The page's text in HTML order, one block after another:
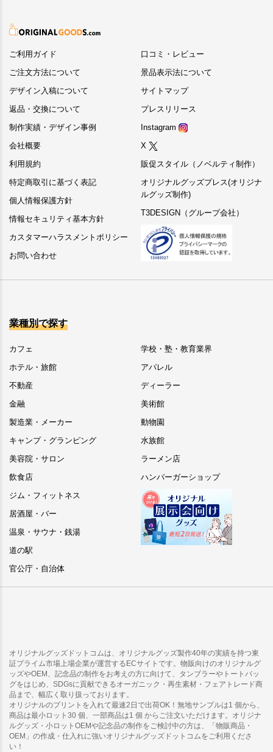
ご利用ガイド
ご注文方法について
デザイン入稿について
返品・交換について
制作実績・デザイン事例
会社概要
利用規約
特定商取引に基づく表記
個人情報保護方針
情報セキュリティ基本方針
カスタマーハラスメントポリシー
お問い合わせ
口コミ・レビュー
景品表示法について
サイトマップ
プレスリリース
Instagram
X
販促スタイル（ノベルティ制作）
オリジナルグッズプレス(オリジナ
ルグッズ制作)
T3DESIGN（グループ会社）
業種別で探す
カフェ
ホテル・旅館
不動産
金融
製造業・メーカー
キャンプ・グランピング
美容院・サロン
飲食店
ジム・フィットネス
居酒屋・バー
温泉・サウナ・銭湯
道の駅
官公庁・自治体
学校・塾・教育業界
アパレル
ディーラー
美術館
動物園
水族館
ラーメン店
ハンバーガーショップ
オリジナルグッズドットコムは、オリジナルグッズ製作40年の実績を持つ東
証プライム市場上場企業が運営するECサイトです。物販向けのオリジナルグ
ッズやOEM、記念品の制作をお考えの方に向けて、タンブラーやトートバッ
グをはじめ、SDGsに貢献できるオーガニック・再生素材・フェアトレード商
品まで、幅広く取り扱っております。
オリジナルのプリントを入れて最速2日で出荷OK！無地サンプルは1 個から、
商品は最小ロット30 個、一部商品は1 個 からご注文いただけます。オリジナ
ルグッズ・小ロットOEMや記念品の制作をご検討中の方は、「物販商品・
OEM」の作成・仕入れに強いオリジナルグッズドットコムをご利用くださ
い！